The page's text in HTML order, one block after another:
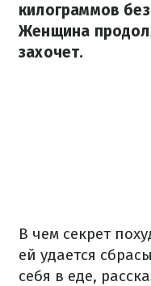
килограммов
Женщина
захочет.
В чем секрет
ей удается
себя в еде,